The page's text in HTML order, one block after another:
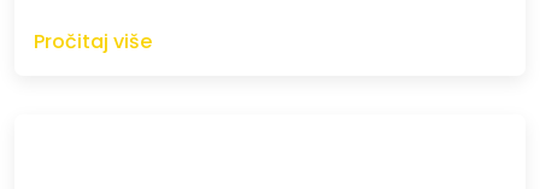
Pročitaj više